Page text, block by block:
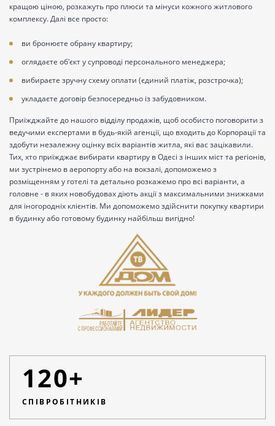
кращою ціною, розкажуть про плюси та мінуси кожного житлового
комплексу. Далі все просто:
ви бронюєте обрану квартиру;
оглядаєте об'єкт у супроводі персонального менеджера;
вибираєте зручну схему оплати (єдиний платіж, розстрочка);
укладаєте договір безпосередньо із забудовником.
Приїжджайте до нашого відділу продажів, щоб особисто поговорити з
ведучими експертами в будь-якій агенції, що входить до Корпорації та
здобути незалежну оцінку всіх варіантів житла, які вас зацікавили.
Тих, хто приїжджає вибирати квартиру в Одесі з інших міст та регіонів,
ми зустрінемо в аеропорту або на вокзалі, допоможемо з
розміщенням у готелі та детально розкажемо про всі варіанти, а
головне - в яких новобудовах діють акції з максимальними знижками
для іногородніх клієнтів. Ми допоможемо здійснити покупку квартири
в будинку або готовому будинку найбільш вигідно!
120+
СПІВРОБІТНИКІВ